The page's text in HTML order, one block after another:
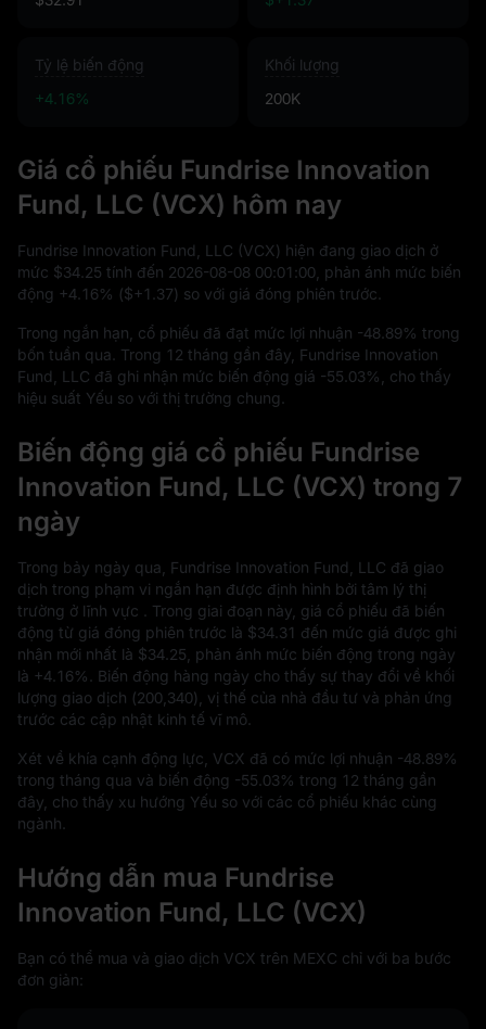
Tỷ lệ biến động
+4.16%
Khối lượng
200K
Giá cổ phiếu Fundrise Innovation
Fund, LLC (VCX) hôm nay
Fundrise Innovation Fund, LLC (VCX) hiện đang giao dịch ở
mức $34.25 tính đến 2026-08-08 00:01 :00 , phản ánh mức biến
động +4.16% ($+1.37) so với giá đóng phiên trước.
Trong ngắn hạn, cổ phiếu đã đạt mức lợi nhuận -48.89% trong
bốn tuần qua. Trong 12 tháng gần đây, Fundrise Innovation
Fund, LLC đã ghi nhận mức biến động giá -55.03%
, cho thấy
hiệu suất Yếu so với thị trường chung.
Biến động giá cổ phiếu Fundrise
Innovation Fund, LLC (VCX) trong 7
ngày
Trong bảy ngày qua, Fundrise Innovation Fund, LLC đã giao
dịch trong phạm vi ngắn hạn được định hình bởi tâm lý thị
trường ở lĩnh vực . Trong giai đoạn này, giá cổ phiếu đã biến
động từ giá đóng phiên trước là $34.31 đến mức giá được ghi
nhận mới nhất là $34.25 , phản ánh mức biến động trong ngày
là +4.16%
. Biến động hàng ngày cho thấy sự thay đổi về khối
lượng giao dịch (200,340), vị thế của nhà đầu tư và phản ứng
trước các cập nhật kinh tế vĩ mô.
Xét về khía cạnh động lực, VCX đã có mức lợi nhuận -48.89%
trong tháng qua và biến động -55.03% trong 12 tháng gần
đây, cho thấy xu hướng Yếu so với các cổ phiếu khác cùng
ngành.
Hướng dẫn mua Fundrise
Innovation Fund, LLC (VCX)
Bạn có thể mua và giao dịch VCX trên MEXC chỉ với ba bước
đơn giản: